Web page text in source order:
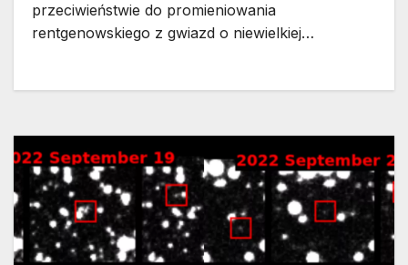
przeciwieństwie do promieniowania
rentgenowskiego z gwiazd o niewielkiej…